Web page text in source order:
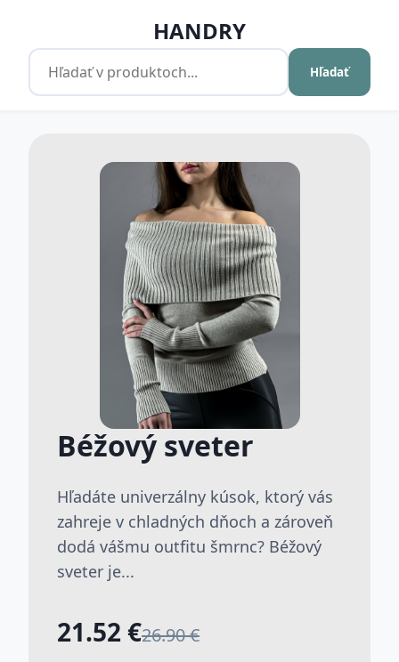
HANDRY
Hľadať
Béžový sveter
Hľadáte univerzálny kúsok, ktorý vás
zahreje v chladných dňoch a zároveň
dodá vášmu outfitu šmrnc? Béžový
sveter je...
21.52 €26.90 €